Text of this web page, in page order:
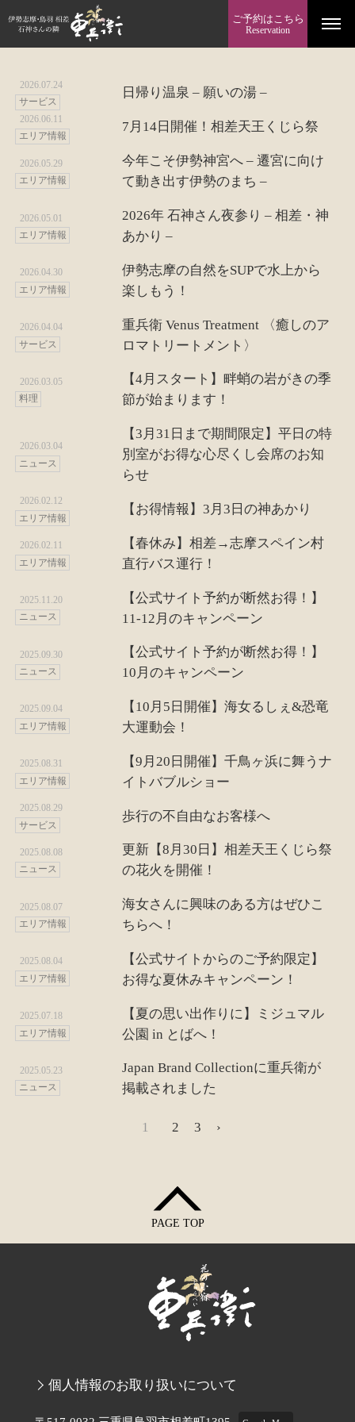
ご予約はこちら
Reservation
2026.07.24
サービス
日帰り温泉 – 願いの湯 –
2026.06.11
エリア情報
7月14日開催！相差天王くじら祭
2026.05.29
エリア情報
今年こそ伊勢神宮へ – 遷宮に向け
て動き出す伊勢のまち –
2026.05.01
エリア情報
2026年 石神さん夜参り – 相差・神
あかり –
2026.04.30
エリア情報
伊勢志摩の自然をSUPで水上から
楽しもう！
2026.04.04
サービス
重兵衛 Venus Treatment 〈癒しのア
ロマトリートメント〉
2026.03.05
料理
【4月スタート】畔蛸の岩がきの季
節が始まります！
2026.03.04
ニュース
【3月31日まで期間限定】平日の特
別室がお得な心尽くし会席のお知
らせ
2026.02.12
エリア情報
【お得情報】3月3日の神あかり
2026.02.11
エリア情報
【春休み】相差→志摩スペイン村
直行バス運行！
2025.11.20
ニュース
【公式サイト予約が断然お得！】
11-12月のキャンペーン
2025.09.30
ニュース
【公式サイト予約が断然お得！】
10月のキャンペーン
2025.09.04
エリア情報
【10月5日開催】海女るしぇ&恐竜
大運動会！
2025.08.31
エリア情報
【9月20日開催】千鳥ヶ浜に舞うナ
イトバブルショー
2025.08.29
サービス
歩行の不自由なお客様へ
2025.08.08
ニュース
更新【8月30日】相差天王くじら祭
の花火を開催！
2025.08.07
エリア情報
海女さんに興味のある方はぜひこ
ちらへ！
2025.08.04
エリア情報
【公式サイトからのご予約限定】
お得な夏休みキャンペーン！
2025.07.18
エリア情報
【夏の思い出作りに】ミジュマル
公園 in とばへ！
2025.05.23
ニュース
Japan Brand Collectionに重兵衛が
掲載されました
1 2 3 ›
PAGE TOP
個人情報のお取り扱いについて